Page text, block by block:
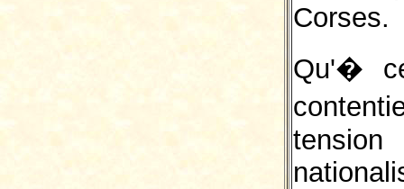
Corses.
Qu'�